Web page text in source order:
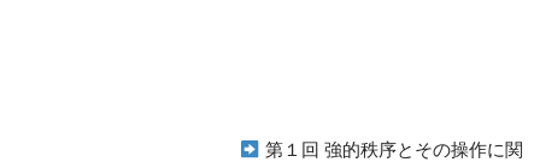
第１回 強的秩序とその操作に関